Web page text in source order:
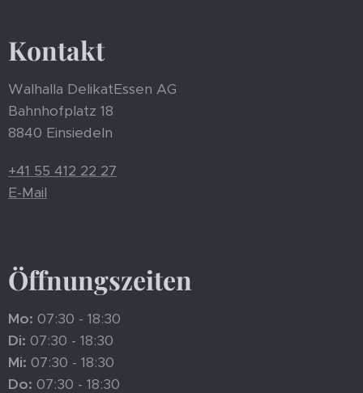
Kontakt
Walhalla DelikatEssen AG
Bahnhofplatz 18
8840 Einsiedeln
+41 55 412 22 27
E-Mail
Öffnungszeiten
Mo: 07:30 - 18:30
Di: 07:30 - 18:30
Mi: 07:30 - 18:30
Do: 07:30 - 18:30